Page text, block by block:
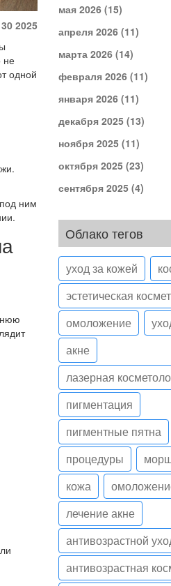
2025
не
одной
ним
мая 2026 (15)
апреля 2026 (11)
марта 2026 (14)
февраля 2026 (11)
января 2026 (11)
декабря 2025 (13)
ноября 2025 (11)
октября 2025 (23)
сентября 2025 (4)
Облако тегов
уход за кожей
эстетическая
омоложение
акне
лазерная
пигментация
пигментные пятна
процедуры
кожа
лечение акне
антивозрастной
антивозрастная